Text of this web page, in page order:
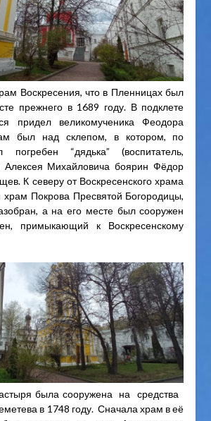
Воскресения, что в Пленницах был
прежнего в 1689 году. В подклете
придел великомученика Феодора
был над склепом, в котором, по
“дядька” (воспитатель,
Алексея Михайловича боярин Фёдор
К северу от Воскресенского храма
Покрова Пресвятой Богородицы,
а на его месте был сооружен
примыкающий к Воскресенскому
была сооружена на средства
в 1748 году. Сначала храм в её